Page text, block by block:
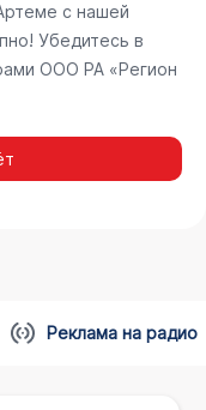
с нашей
Убедитесь в
ООО РА «Регион
Реклама на радио